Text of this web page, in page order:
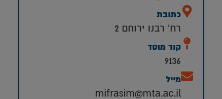
כתובת
רח' רבנו ירוחם 2
קוד מוסד
9136
מייל
mifrasim@mta.ac.il